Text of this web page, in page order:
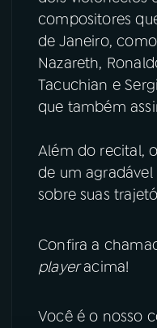
YouTube
Instagram
compositores
de Janeiro,
Nazareth,
Tacuchian e
que também
Além do recital,
de um
sobre suas
Confira a
playeracima!
Você é o nosso